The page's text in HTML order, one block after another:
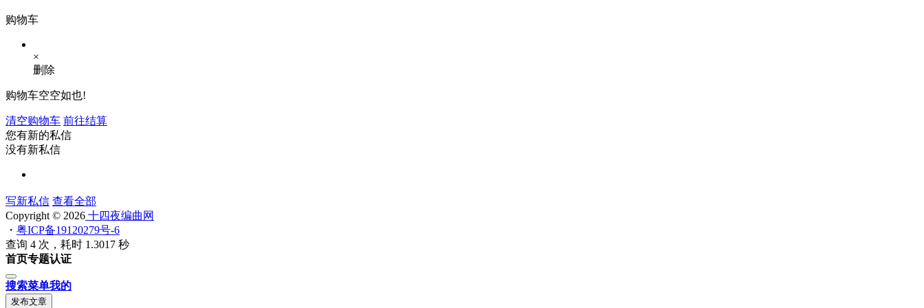
购物车
×
删除
购物车空空如也!
清空购物车 前往结算
您有新的私信
没有新私信
写新私信 查看全部
Copyright © 2026 十四夜编曲网
・ 粤ICP备19120279号-6
查询 4 次，耗时 1.3017 秒
首页专题认证
搜索菜单我的
发布文章